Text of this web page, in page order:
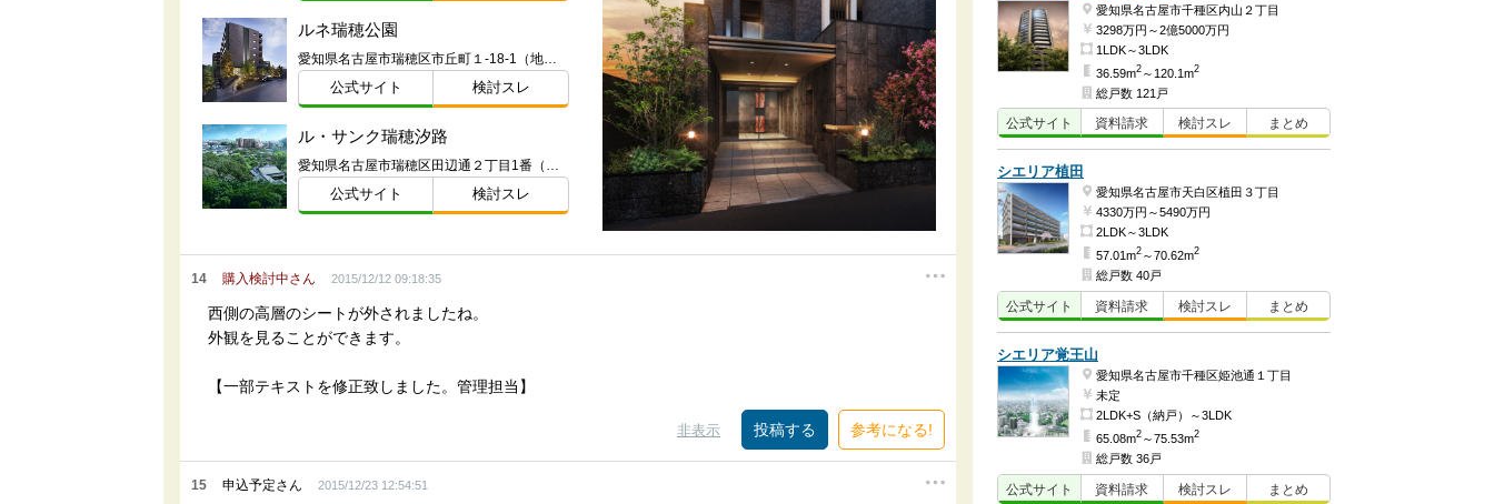
ルネ瑞穂公園
愛知県名古屋市瑞穂区市丘町１-18-1（地番）
公式サイト 検討スレ
ル・サンク瑞穂汐路
愛知県名古屋市瑞穂区田辺通２丁目1番（地番）
公式サイト 検討スレ
14 購入検討中さん 2015/12/12 09:18:35
西側の高層のシートが外されましたね。
外観を見ることができます。
【一部テキストを修正致しました。管理担当】
非表示 参考になる!
15 申込予定さん 2015/12/23 12:54:51
愛知県名古屋市千種区内山２丁目
3298万円～2億5000万円
1LDK～3LDK
36.59m2 ～120.1m2
総戸数 121戸
公式サイト 資料請求 検討スレ まとめ
シエリア植田
愛知県名古屋市天白区植田３丁目
4330万円～5490万円
2LDK～3LDK
57.01m2 ～70.62m2
総戸数 40戸
公式サイト 資料請求 検討スレ まとめ
シエリア覚王山
愛知県名古屋市千種区姫池通１丁目
未定
2LDK+S（納戸）～3LDK
65.08m2 ～75.53m2
総戸数 36戸
公式サイト 資料請求 検討スレ まとめ